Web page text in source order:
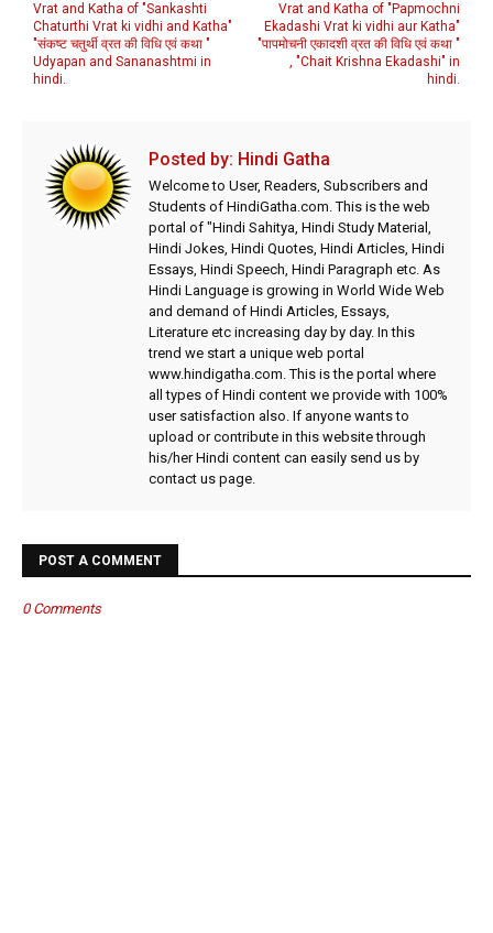
Vrat and Katha of "Papmochni
Ekadashi Vrat ki vidhi aur Katha"
"पापमोचनी एकादशी व्रत की विधि एवं कथा "
, "Chait Krishna Ekadashi" in
hindi.
Vrat and Katha of "Sankashti
Chaturthi Vrat ki vidhi and Katha"
"संकष्ट चतुर्थी व्रत की विधि एवं कथा "
Udyapan and Sananashtmi in
hindi.
Posted by: Hindi Gatha
Welcome to User, Readers, Subscribers and
Students of HindiGatha.com. This is the web
portal of "Hindi Sahitya, Hindi Study Material,
Hindi Jokes, Hindi Quotes, Hindi Articles, Hindi
Essays, Hindi Speech, Hindi Paragraph etc. As
Hindi Language is growing in World Wide Web
and demand of Hindi Articles, Essays,
Literature etc increasing day by day. In this
trend we start a unique web portal
www.hindigatha.com. This is the portal where
all types of Hindi content we provide with 100%
user satisfaction also. If anyone wants to
upload or contribute in this website through
his/her Hindi content can easily send us by
contact us page.
POST A COMMENT
0 Comments